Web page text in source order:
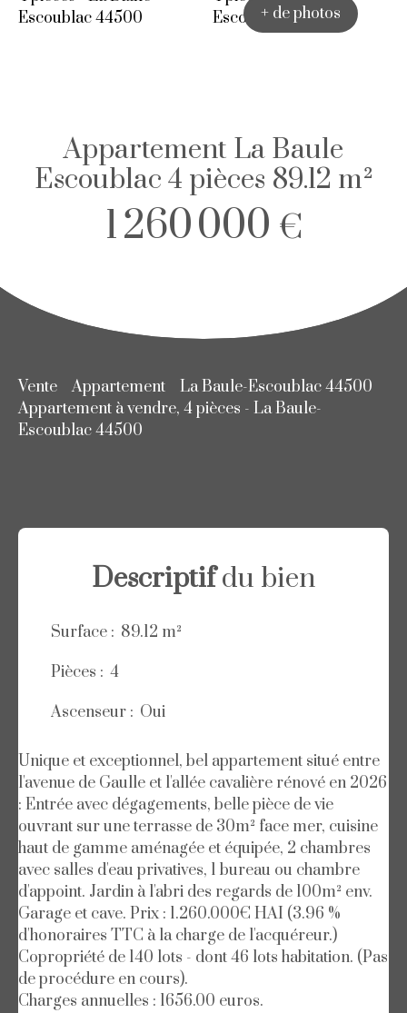
+ de photos
Appartement La Baule
Escoublac 4 pièces 89.12 m²
1 260 000 €
Vente Appartement
La Baule-Escoublac 44500
Appartement à vendre, 4 pièces - La Baule-
Escoublac 44500
Descriptifdu bien
Surface : 89.12 m²
Pièces : 4
Ascenseur : Oui
Unique et exceptionnel, bel appartement situé entre
l'avenue de Gaulle et l'allée cavalière rénové en 2026
: Entrée avec dégagements, belle pièce de vie
ouvrant sur une terrasse de 30m² face mer, cuisine
haut de gamme aménagée et équipée, 2 chambres
avec salles d'eau privatives, 1 bureau ou chambre
d'appoint. Jardin à l'abri des regards de 100m² env.
Garage et cave. Prix : 1.260.000€ HAI (3.96 %
d'honoraires TTC à la charge de l'acquéreur.)
Copropriété de 140 lots - dont 46 lots habitation. (Pas
de procédure en cours).
Charges annuelles : 1656.00 euros.